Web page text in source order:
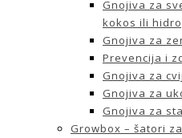
Gnojiva za
kokos ili
Gnojiva za
Prevencija i
Gnojiva za
Gnojiva za
Gnojiva za
Growbox – šatori